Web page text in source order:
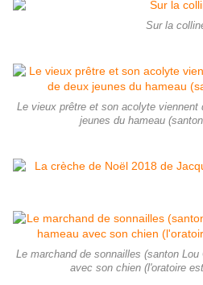
Sur la
Le vieux prêtre et son acolyte viennent
jeunes du hameau
Le marchand de sonnailles (santon
avec son chien (l'oratoire